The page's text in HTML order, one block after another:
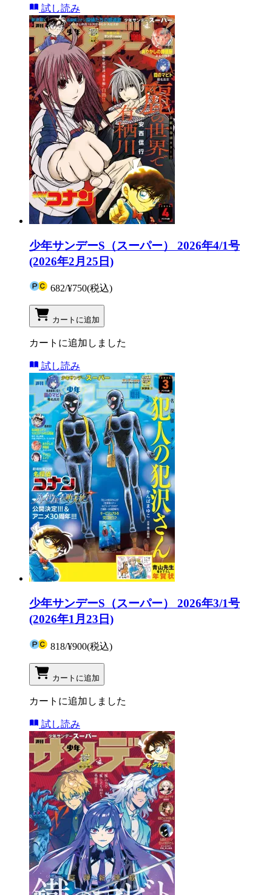
試し読み
少年サンデーS（スーパー） 2026年4/1号
(2026年2月25日)
682/¥750(税込)
カートに追加
カートに追加しました
試し読み
少年サンデーS（スーパー） 2026年3/1号
(2026年1月23日)
818/¥900(税込)
カートに追加
カートに追加しました
試し読み